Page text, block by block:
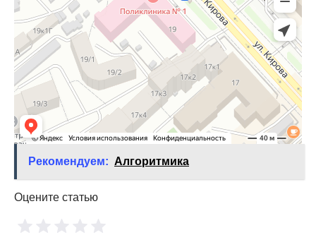
Рекомендуем: Алгоритмика
Оцените статью